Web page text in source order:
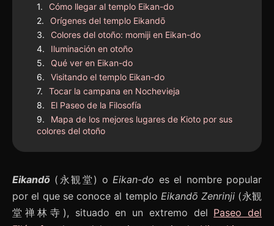
Cómo llegar al templo Eikan-do
Orígenes del templo Eikandō
Colores del otoño: momiji en Eikan-do
Iluminación en otoño
Qué ver en Eikan-do
Visitando el templo Eikan-do
Tocar la campana en Nochevieja
El Paseo de la Filosofía
Mapa de los mejores lugares de Kioto por sus
colores del otoño
Eikandō (永観堂) o Eikan-do es el nombre popular
por el que se conoce al templo Eikandō Zenrinji (永観
堂禅林寺), situado en un extremo del Paseo del